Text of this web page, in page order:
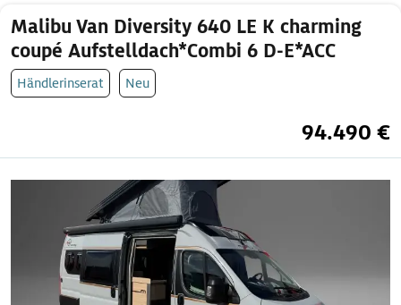
Malibu Van Diversity 640 LE K charming
coupé Aufstelldach*Combi 6 D-E*ACC
Händlerinserat Neu
94.490 €